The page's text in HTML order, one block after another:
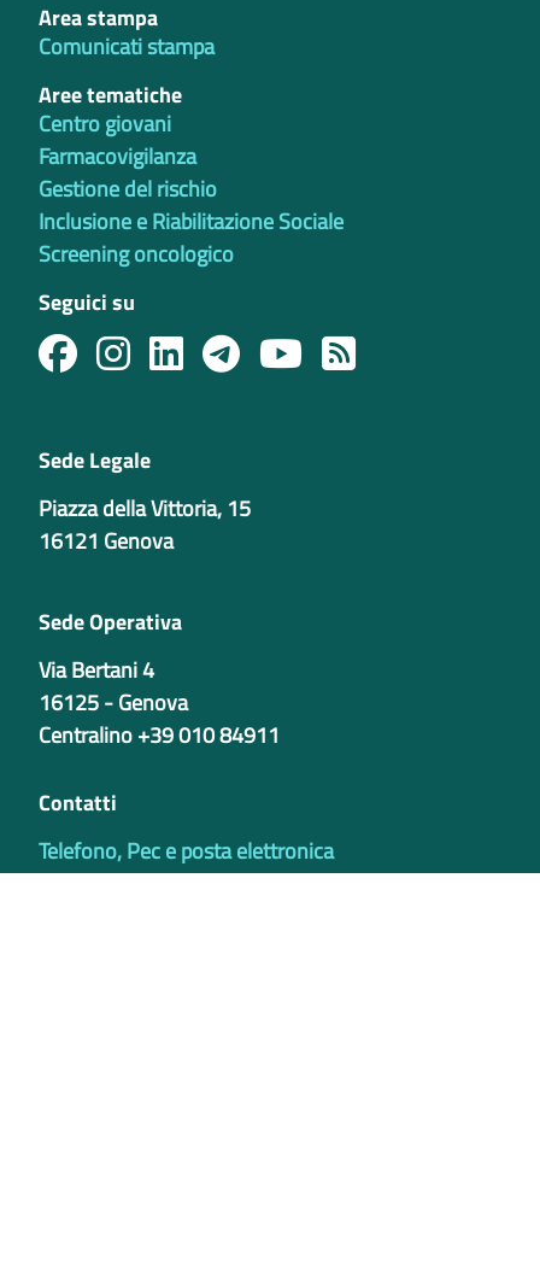
Area stampa
Comunicati stampa
Aree tematiche
Centro giovani
Farmacovigilanza
Gestione del rischio
Inclusione e Riabilitazione Sociale
Screening oncologico
Seguici su
Sede Legale
Piazza della Vittoria, 15
16121 Genova
Sede Operativa
Via Bertani 4
16125 - Genova
Centralino +39 010 84911
Contatti
Telefono, Pec e posta elettronica